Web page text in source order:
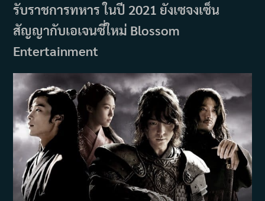
รับราชการทหาร ในปี 2021 ยังเซจงเซ็น
สัญญากับเอเจนซี่ใหม่ Blossom
Entertainment